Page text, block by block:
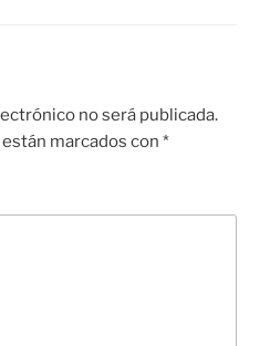
no será publicada.
marcados con *